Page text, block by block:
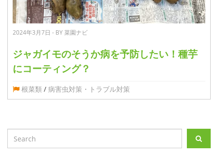
2024年3月7日 - BY 菜園ナビ
ジャガイモのそうか病を予防したい！種芋
にコーティング？
根菜類 / 病害虫対策・トラブル対策